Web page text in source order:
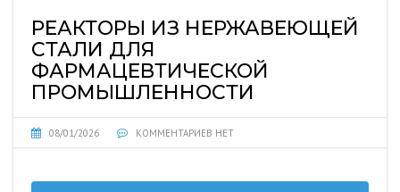
РЕАКТОРЫ ИЗ НЕРЖАВЕЮЩЕЙ
СТАЛИ ДЛЯ
ФАРМАЦЕВТИЧЕСКОЙ
ПРОМЫШЛЕННОСТИ
08/01/2026 КОММЕНТАРИЕВ НЕТ